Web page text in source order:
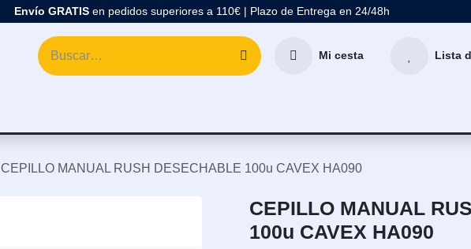
Envío GRATIS en pedidos superiores a 110€ | Plazo de Entrega en 24/48h
Mi cesta Lista
CEPILLO MANUAL RUSH DESECHABLE 100u CAVEX HA090
CEPILLO MANUAL
100u CAVEX HA090